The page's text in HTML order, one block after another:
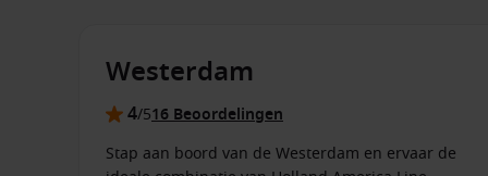
Westerdam
4/516 Beoordelingen
Stap aan boord van de Westerdam en ervaar de